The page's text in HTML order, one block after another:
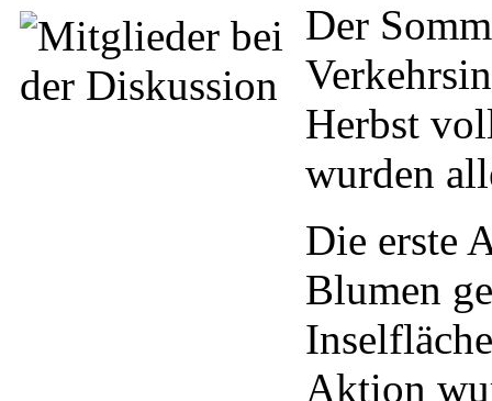
Der
Herbst
wurden
Die erste
Blumen
Aktion